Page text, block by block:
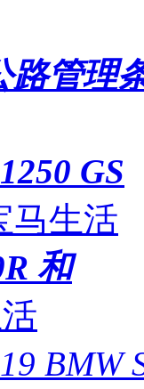
路管理
GS
马生活
和
BMW